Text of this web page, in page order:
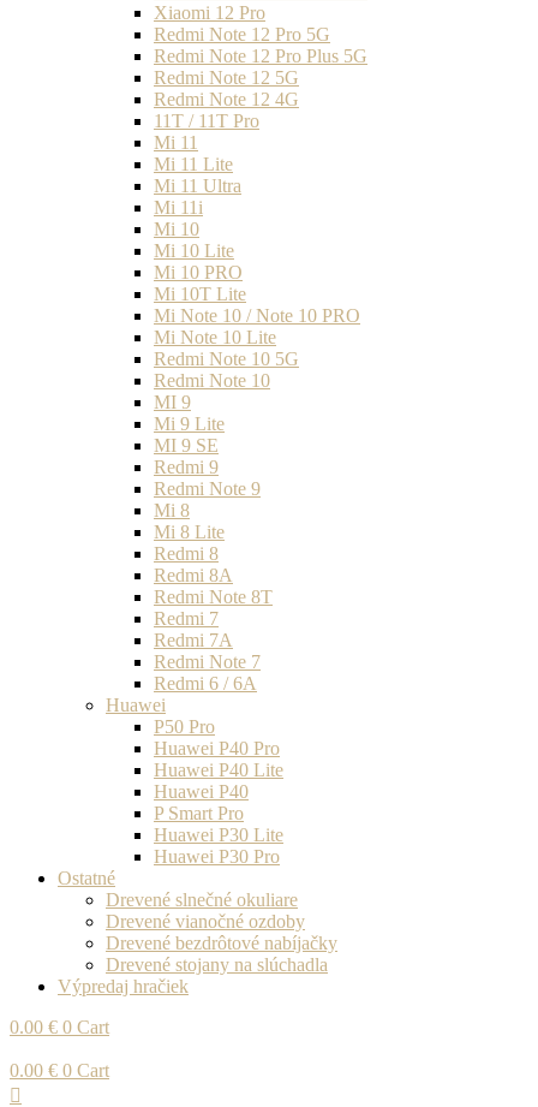
Xiaomi 12 Pro
Redmi Note 12 Pro 5G
Redmi Note 12 Pro Plus 5G
Redmi Note 12 5G
Redmi Note 12 4G
11T / 11T Pro
Mi 11
Mi 11 Lite
Mi 11 Ultra
Mi 11i
Mi 10
Mi 10 Lite
Mi 10 PRO
Mi 10T Lite
Mi Note 10 / Note 10 PRO
Mi Note 10 Lite
Redmi Note 10 5G
Redmi Note 10
MI 9
Mi 9 Lite
MI 9 SE
Redmi 9
Redmi Note 9
Mi 8
Mi 8 Lite
Redmi 8
Redmi 8A
Redmi Note 8T
Redmi 7
Redmi 7A
Redmi Note 7
Redmi 6 / 6A
Huawei
P50 Pro
Huawei P40 Pro
Huawei P40 Lite
Huawei P40
P Smart Pro
Huawei P30 Lite
Huawei P30 Pro
Ostatné
Drevené slnečné okuliare
Drevené vianočné ozdoby
Drevené bezdrôtové nabíjačky
Drevené stojany na slúchadla
Výpredaj hračiek
0.00 € 0 Cart
0.00 € 0 Cart